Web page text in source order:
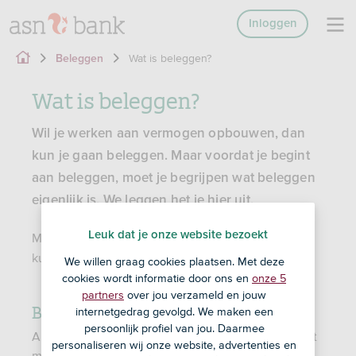
Inloggen
Beleggen Wat is beleggen?
Wat is beleggen?
Wil je werken aan vermogen opbouwen, dan
kun je gaan beleggen. Maar voordat je begint
aan beleggen, moet je begrijpen wat beleggen
eigenlijk is. We leggen het je hier uit.
Met beleggen loop jerisicoen maak jekosten
kunt je inleg (deels) verliezen.
Beleggen is investeren
Als je belegt, investeer je geld met het idee dat het
Leuk dat je onze website bezoekt
We willen graag cookies plaatsen. Met deze
cookies wordt informatie door ons en onze 5
partners over jou verzameld en jouw
internetgedrag gevolgd. We maken een
persoonlijk profiel van jou. Daarmee
personaliseren wij onze website, advertenties en